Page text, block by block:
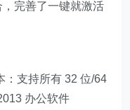
完善了一键就激活
：支持所有 32 位/64
办公软件